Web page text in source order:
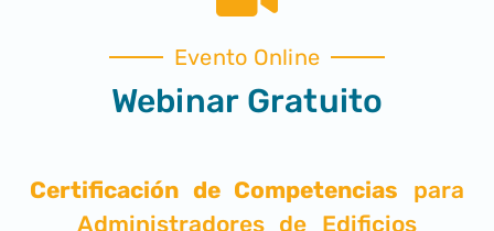
Evento Online
Webinar Gratuito
Certificación de Competencias para
Administradores de Edificios